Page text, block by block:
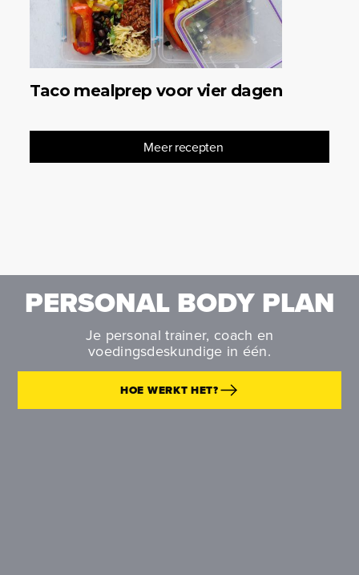
Taco mealprep voor vier dagen
Meer recepten
PERSONAL BODY PLAN
Je personal trainer, coach en
voedingsdeskundige in één.
HOE WERKT HET?